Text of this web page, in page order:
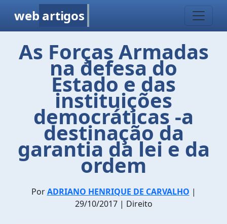
web artigos
As Forças Armadas
na defesa do
Estado e das
instituições
democráticas -a
destinação da
garantia da lei e da
ordem
PorADRIANO HENRIQUE DE CARVALHO |
29/10/2017 | Direito